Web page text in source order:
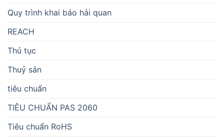
Quy trình khai báo hải quan
REACH
Thủ tục
Thuỷ sản
tiêu chuẩn
TIÊU CHUẨN PAS 2060
Tiêu chuẩn RoHS